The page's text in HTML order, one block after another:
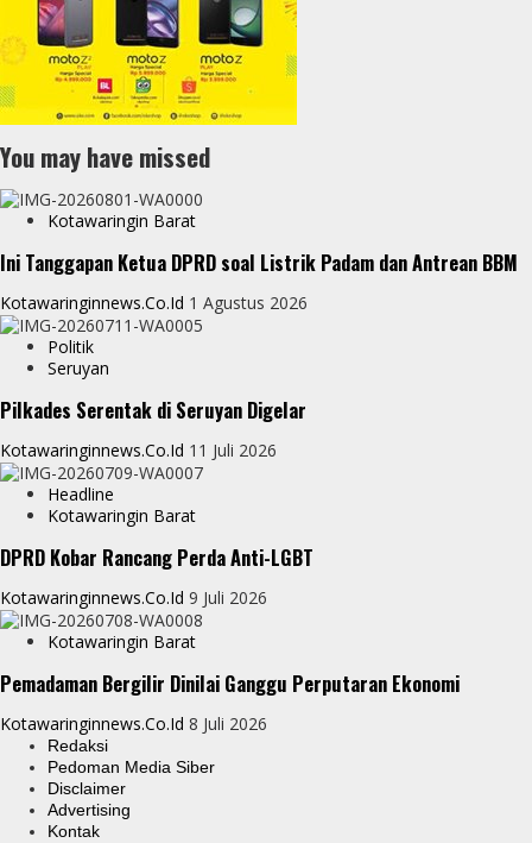
You may have missed
Kotawaringin Barat
Ini Tanggapan Ketua DPRD soal Listrik Padam dan Antrean BBM
Kotawaringinnews.co.id 1 Agustus 2026
Politik
Seruyan
Pilkades Serentak di Seruyan Digelar
Kotawaringinnews.co.id 11 Juli 2026
Headline
Kotawaringin Barat
DPRD Kobar Rancang Perda Anti-LGBT
Kotawaringinnews.co.id 9 Juli 2026
Kotawaringin Barat
Pemadaman Bergilir Dinilai Ganggu Perputaran Ekonomi
Kotawaringinnews.co.id 8 Juli 2026
Redaksi
Pedoman Media Siber
Disclaimer
Advertising
Kontak